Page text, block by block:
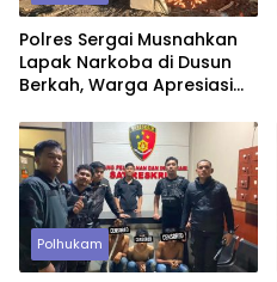
Polres Sergai Musnahkan
Lapak Narkoba di Dusun
Berkah, Warga Apresiasi
Polhukam